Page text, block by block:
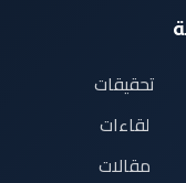
تحقيقات
لقاءات
مقالات